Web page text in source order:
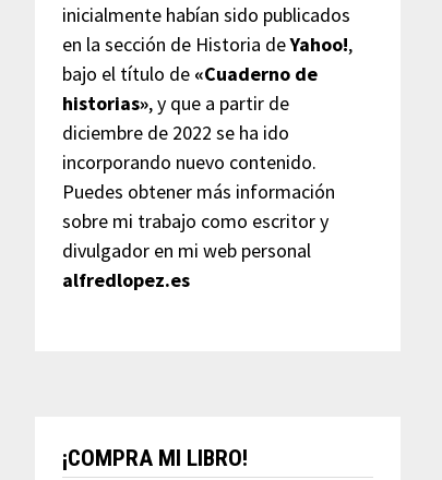
inicialmente habían sido publicados
en la sección de Historia deYahoo!,
bajo el título de «Cuaderno de
historias», y que a partir de
diciembre de 2022 se ha ido
incorporando nuevo contenido.
Puedes obtener más información
sobre mi trabajo como escritor y
divulgador en mi web personal
alfredlopez.es
¡COMPRA MI LIBRO!